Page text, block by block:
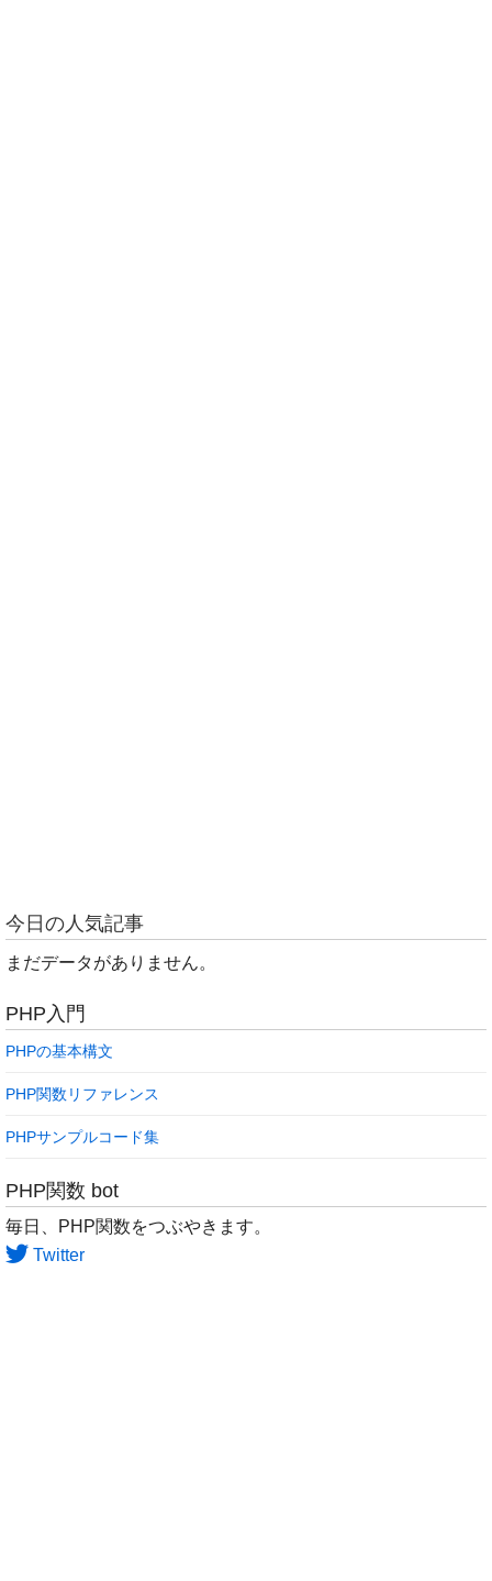
今日の人気記事
まだデータがありません。
PHP入門
PHPの基本構文
PHP関数リファレンス
PHPサンプルコード集
PHP関数 bot
毎日、PHP関数をつぶやきます。
Twitter